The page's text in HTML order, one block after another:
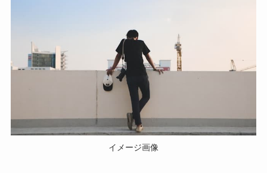
イメージ画像